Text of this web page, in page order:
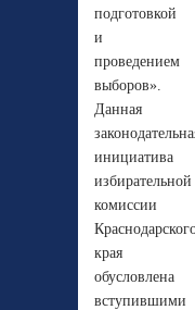
подготовкой
и
проведением
выборов».
Данная
инициатива
избирательной
комиссии
края
обусловлена
вступившими